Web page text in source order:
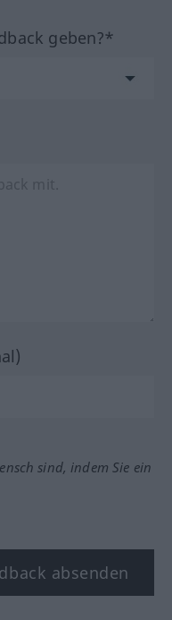
geben?*
sind, indem Sie ein
absenden